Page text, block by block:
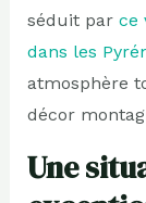
séduit par ce
dans les
atmosphère
décor
Une